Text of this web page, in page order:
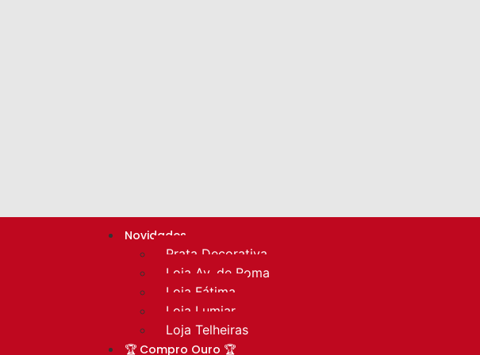
Novidades
Prata Decorativa
Loja Av. de Roma
Loja Fátima
Loja Lumiar
Loja Telheiras
🏆 Compro Ouro 🏆